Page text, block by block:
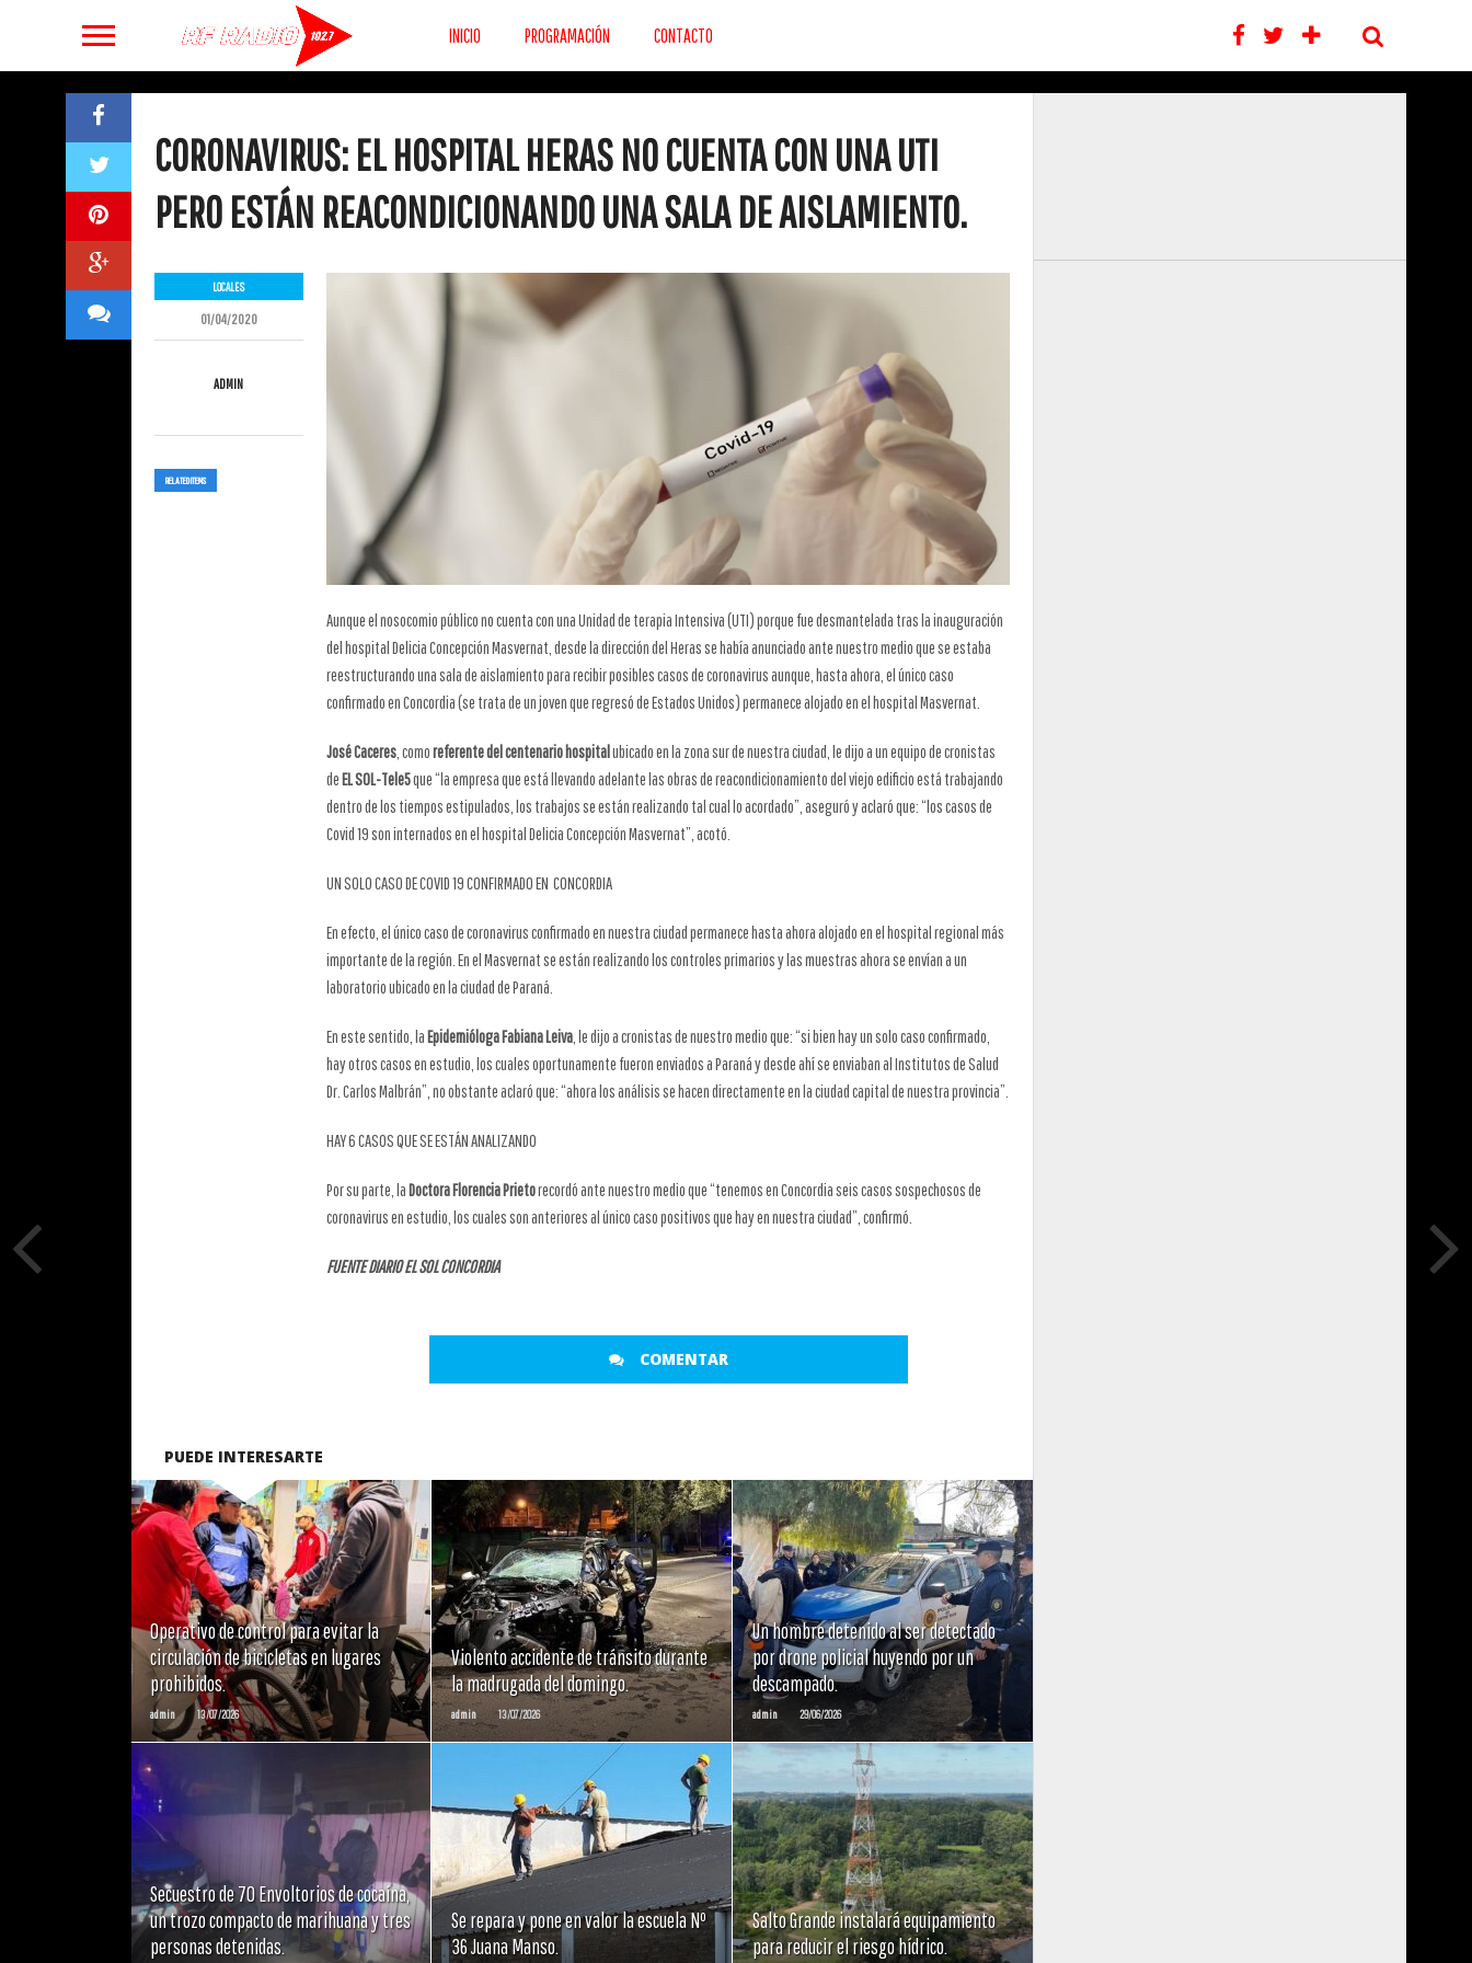
INICIO PROGRAMACIÓN CONTACTO
CORONAVIRUS: EL HOSPITAL HERAS NO CUENTA CON UNA UTI
PERO ESTÁN REACONDICIONANDO UNA SALA DE AISLAMIENTO.
Aunque el nosocomio público no cuenta con una Unidad de terapia Intensiva (UTI) porque fue desmantelada tras la inauguración
del hospital Delicia Concepción Masvernat, desde la dirección del Heras se había anunciado ante nuestro medio que se estaba
reestructurando una sala de aislamiento para recibir posibles casos de coronavirus aunque, hasta ahora, el único caso
confirmado en Concordia (se trata de un joven que regresó de Estados Unidos) permanece alojado en el hospital Masvernat.
José Caceres , comoreferente del centenario hospitalubicado en la zona sur de nuestra ciudad, le dijo a un equipo de cronistas
deEL SOL-Tele5que “la empresa que está llevando adelante las obras de reacondicionamiento del viejo edificio está trabajando
dentro de los tiempos estipulados, los trabajos se están realizando tal cual lo acordado”, aseguró y aclaró que: “los casos de
Covid 19 son internados en el hospital Delicia Concepción Masvernat”, acotó.
UN SOLO CASO DE COVID 19 CONFIRMADO EN CONCORDIA
En efecto, el único caso de coronavirus confirmado en nuestra ciudad permanece hasta ahora alojado en el hospital regional más
importante de la región. En el Masvernat se están realizando los controles primarios y las muestras ahora se envían a un
laboratorio ubicado en la ciudad de Paraná.
En este sentido, laEpidemióloga Fabiana Leiva , le dijo a cronistas de nuestro medio que: “si bien hay un solo caso confirmado,
hay otros casos en estudio, los cuales oportunamente fueron enviados a Paraná y desde ahí se enviaban al Institutos de Salud
Dr. Carlos Malbrán”, no obstante aclaró que: “ahora los análisis se hacen directamente en la ciudad capital de nuestra provincia”.
HAY 6 CASOS QUE SE ESTÁN ANALIZANDO
Por su parte, laDoctora Florencia Prietorecordó ante nuestro medio que “tenemos en Concordia seis casos sospechosos de
coronavirus en estudio, los cuales son anteriores al único caso positivos que hay en nuestra ciudad”, confirmó.
FUENTE DIARIO EL SOL CONCORDIA
COMENTAR
LOCALES
01/04/2020
ADMIN
RELATED ITEMS
PUEDE INTERESARTE
Operativo de control para evitar la
circulación de bicicletas en lugares
prohibidos.
admin 13/07/2026
LEER
MAS
Violento accidente de tránsito durante
la madrugada del domingo.
admin 13/07/2026
LEER
MAS
Un hombre detenido al ser detectado
por drone policial huyendo por un
descampado.
admin 29/06/2026
LEER
MAS
Secuestro de 70 Envoltorios de cocaína,
un trozo compacto de marihuana y tres
personas detenidas.
LEER
MAS
Se repara y pone en valor la escuela Nº
36 Juana Manso.
LEER
MAS
Salto Grande instalará equipamiento
para reducir el riesgo hídrico.
LEER
MAS